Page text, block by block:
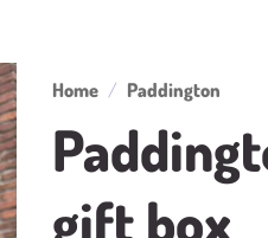
Home / Paddington
gift box